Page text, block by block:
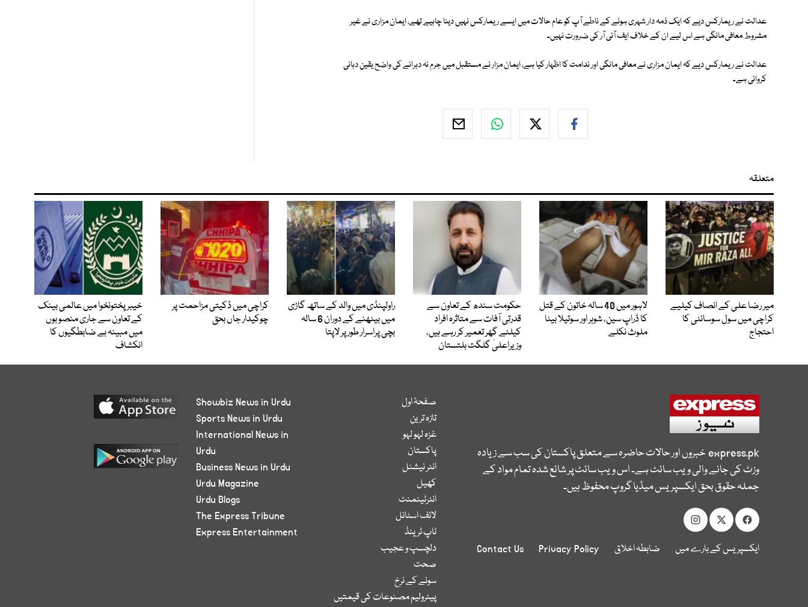
عدالت نے ریمارکس دیے کہ ایک ذمہ دار شہری ہونے کے ناطے آپ کو عام حالات میں ایسے ریمارکس نہیں دینا چاہیے تھے، ایمان مزاری نے غیر
مشروط معافی مانگی ہے اس لیے ان کے خلاف ایف آئی آر کی ضرورت نہیں۔
عدالت نے ریمارکس دیے کہ ایمان مزاری نے معافی مانگی اور ندامت کا اظہار کیا ہے، ایمان مزار نے مستقبل میں جرم نہ دہرانے کی واضح یقین دہانی
کروائی ہے۔
متعلقہ
میر رضا علی کے انصاف کیلیے
کراچی میں سول سوسائٹی کا
احتجاج
لاہور میں 40 سالہ خاتون کے قتل
کا ڈراپ سین، شوہر اور سوتیلا بیٹا
ملوث نکلے
حکومت سندھ کے تعاون سے
قدرتی آفات سے متاثرہ افراد
کیلئے گھر تعمیر کر رہے ہیں،
وزیراعلیٰ گلگت بلتستان
راولپنڈی میں والد کے ساتھ گاڑی
میں بیٹھنے کے دوران 6 سالہ
بچی پراسرار طور پر لاپتا
کراچی میں ڈکیتی مزاحمت پر
چوکیدار جاں بحق
خیبرپختونخوا میں عالمی بینک
کے تعاون سے جاری منصوبوں
میں مبینہ بے ضابطگیوں کا
انکشاف
express.pkخبروں اور حالات حاضرہ سے متعلق پاکستان کی سب سے زیادہ
وزٹ کی جانے والی ویب سائٹ ہے۔ اس ویب سائٹ پر شائع شدہ تمام مواد کے
جملہ حقوق بحق ایکسپریس میڈیا گروپ محفوظ ہیں۔
ایکسپریس کے بارے میں ضابطہ اخلاق Privacy Policy
Contact Us
صفحۂ اول
تازہ ترین
غزہ لہو لہو
پاکستان
انٹر نیشنل
کھیل
انٹرٹینمنٹ
لائف اسٹائل
ٹاپ ٹرینڈ
دلچسپ و عجیب
صحت
سونے کے نرخ
پیٹرولیم مصنوعات کی قیمتیں
Showbiz News in Urdu
Sports News in Urdu
International News in
Urdu
Business News in Urdu
Urdu Magazine
Urdu Blogs
The Express Tribune
Express Entertainment